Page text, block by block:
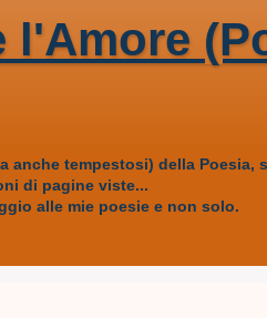
l'Amore
tempestosi) della Poesia,
di pagine viste...
alle mie poesie e non solo.